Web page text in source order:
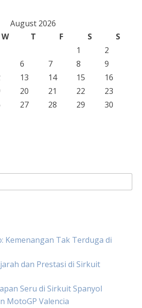
August 2026
W T F S
S
1
2
6 7 8
9
13 14 15
16
20 21 22
23
27 28 29
30
Kemenangan Tak Terduga di
dan Prestasi di Sirkuit
Seru di Sirkuit Spanyol
MotoGP Valencia